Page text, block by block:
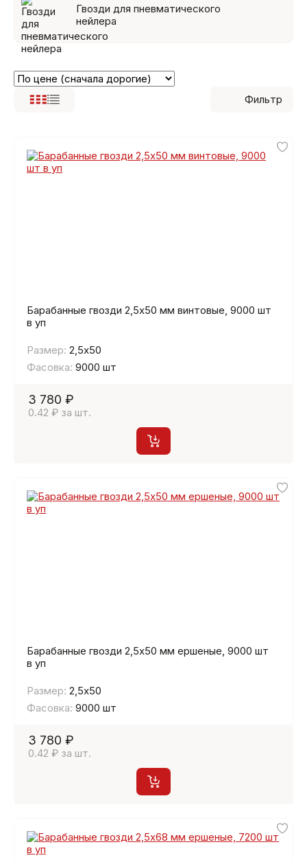
Гвозди для пневматического
нейлера
Фильтр
Барабанные гвозди 2,5х50 мм винтовые, 9000 шт
в уп
Размер: 2,5х50
Фасовка: 9000 шт
3 780 ₽
0.42 ₽ за шт.
Барабанные гвозди 2,5х50 мм ершеные, 9000 шт
в уп
Размер: 2,5х50
Фасовка: 9000 шт
3 780 ₽
0.42 ₽ за шт.